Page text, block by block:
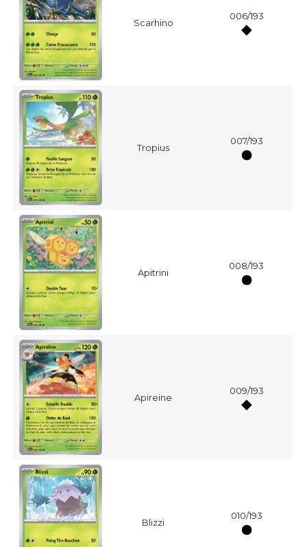
Scarhino
006/193
Tropius
007/193
Apitrini
008/193
Apireine
009/193
Blizzi
010/193